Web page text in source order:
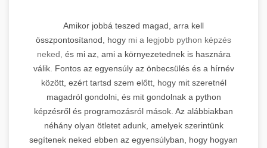
Amikor jobbá teszed magad, arra kell
összpontosítanod, hogy mi a legjobb python képzés
neked, és mi az, ami a környezetednek is hasznára
válik. Fontos az egyensúly az önbecsülés és a hírnév
között, ezért tartsd szem előtt, hogy mit szeretnél
magadról gondolni, és mit gondolnak a python
képzésről és programozásról mások. Az alábbiakban
néhány olyan ötletet adunk, amelyek szerintünk
segítenek neked ebben az egyensúlyban, hogy hogyan